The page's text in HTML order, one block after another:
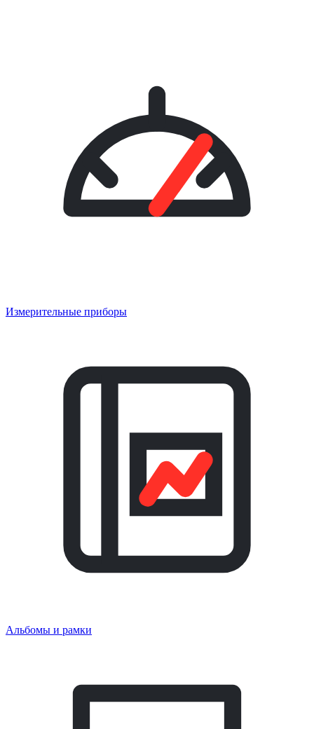
Измерительные приборы
Альбомы и рамки